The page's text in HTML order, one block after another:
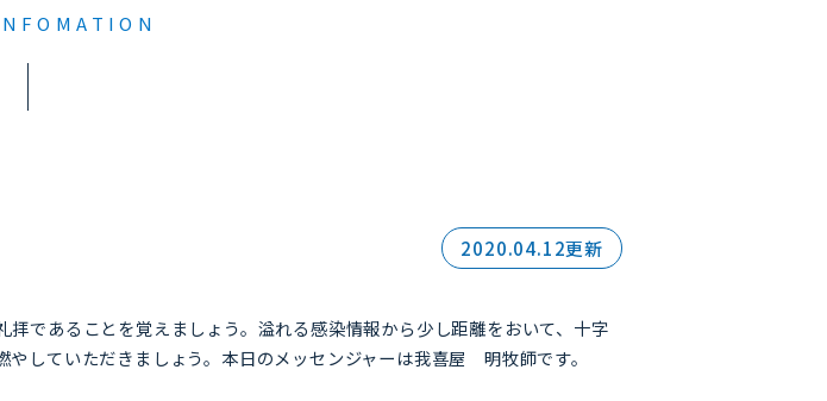
2020.04.12更新
であることを覚えましょう。溢れる感染情報から少し距離をおいて、十字
していただきましょう。本日のメッセンジャーは我喜屋 明牧師です。